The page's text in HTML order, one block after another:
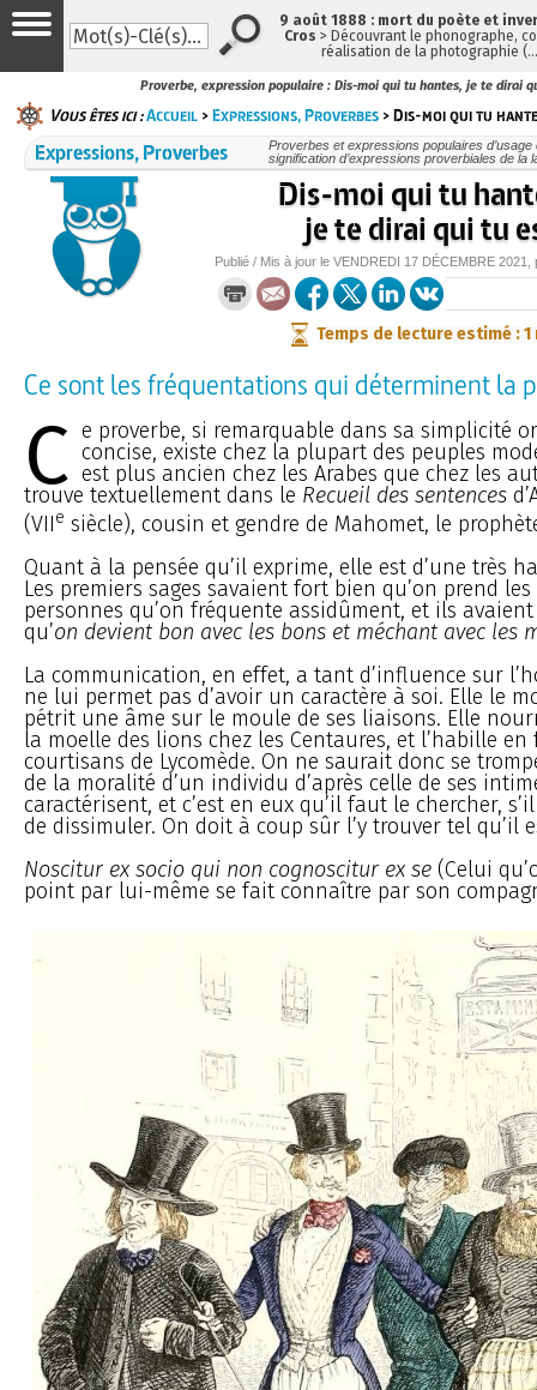
Proverbe, expression populaire : Dis-moi qui tu hantes, je te dirai
Vous êtes ici :Accueil >Expressions, Proverbes > Dis-moi qui tu
Expressions, Proverbes
Proverbes et expressions populaires d’usage
signification d’expressions proverbiales de la
Dis-moi qui tu
je te dirai qui tu
Publié / Mis à jour le VENDREDI 17 DÉCEMBRE 2021
Temps de lecture estimé : 1
Ce sont les fréquentations qui déterminent la
C e proverbe, si remarquable dans sa simplicité
concise, existe chez la plupart des peuples
est plus ancien chez les Arabes que chez les
trouve textuellement dans le Recueil des sentences
(VIIe siècle), cousin et gendre de Mahomet, le
Quant à la pensée qu’il exprime, elle est d’une très
Les premiers sages savaient fort bien qu’on prend
personnes qu’on fréquente assidûment, et ils
qu’on devient bon avec les bons et méchant avec les
La communication, en effet, a tant d’influence sur
ne lui permet pas d’avoir un caractère à soi. Elle le
pétrit une âme sur le moule de ses liaisons. Elle
la moelle des lions chez les Centaures, et l’habille
courtisans de Lycomède. On ne saurait donc se
de la moralité d’un individu d’après celle de ses
caractérisent, et c’est en eux qu’il faut le chercher,
de dissimuler. On doit à coup sûr l’y trouver tel qu’il
Noscitur ex socio qui non cognoscitur ex se (Celui
point par lui-même se fait connaître par son
9 août 1888 : mort du poète et
Cros > Découvrant le phonographe,
réalisation de la photographie